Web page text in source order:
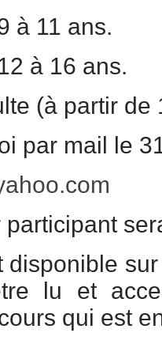
à 11 ans.
à 16 ans.
(à partir de
par mail le
disponible
lu et
qui est